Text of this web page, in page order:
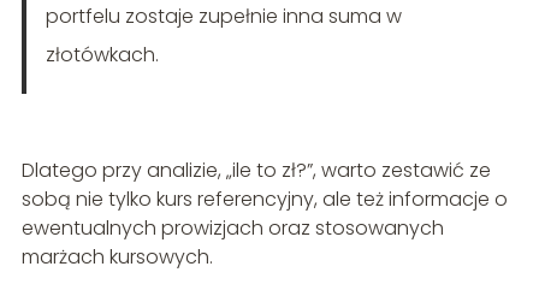
portfelu zostaje zupełnie inna suma w
złotówkach.
Dlatego przy analizie, „ile to zł?”, warto zestawić ze
sobą nie tylko kurs referencyjny, ale też informacje o
ewentualnych prowizjach oraz stosowanych
marżach kursowych.